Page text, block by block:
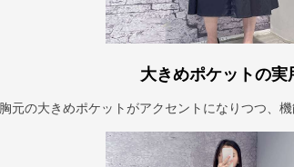
大きめポケットの実
胸元の大きめポケットがアクセントになりつつ、